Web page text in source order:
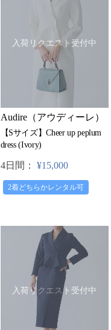
入荷リクエスト受付中
Audire（アウディーレ）
【Sサイズ】Cheer up peplum
dress (Ivory)
4日間： ¥15,000
2着どちらかレンタル可
入荷リクエスト受付中